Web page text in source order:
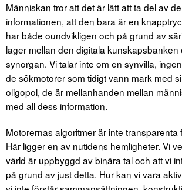
Människan tror att det är lätt att ta del av
informationen, att den bara är en
har både oundvikligen och på grund av
lager mellan den digitala
synorgan. Vi talar inte om en synvilla,
de sökmotorer som tidigt vann mark med
oligopol, de är mellanhanden mellan
med all dess information.
Motorernas algoritmer är inte transparenta
Här ligger en av nutidens hemligheter. Vi
värld är uppbyggd av binära tal och att vi
på grund av just detta. Hur kan vi vara